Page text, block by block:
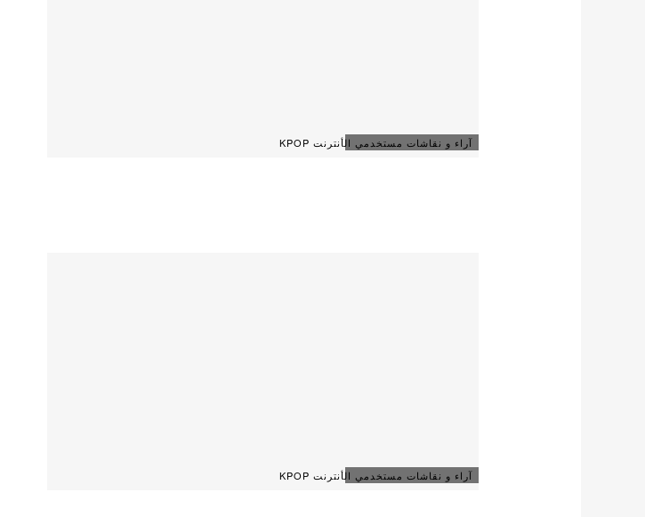
آراء و نقاشات مستخدمي الأنترنت KPOP
آراء و نقاشات مستخدمي الأنترنت KPOP